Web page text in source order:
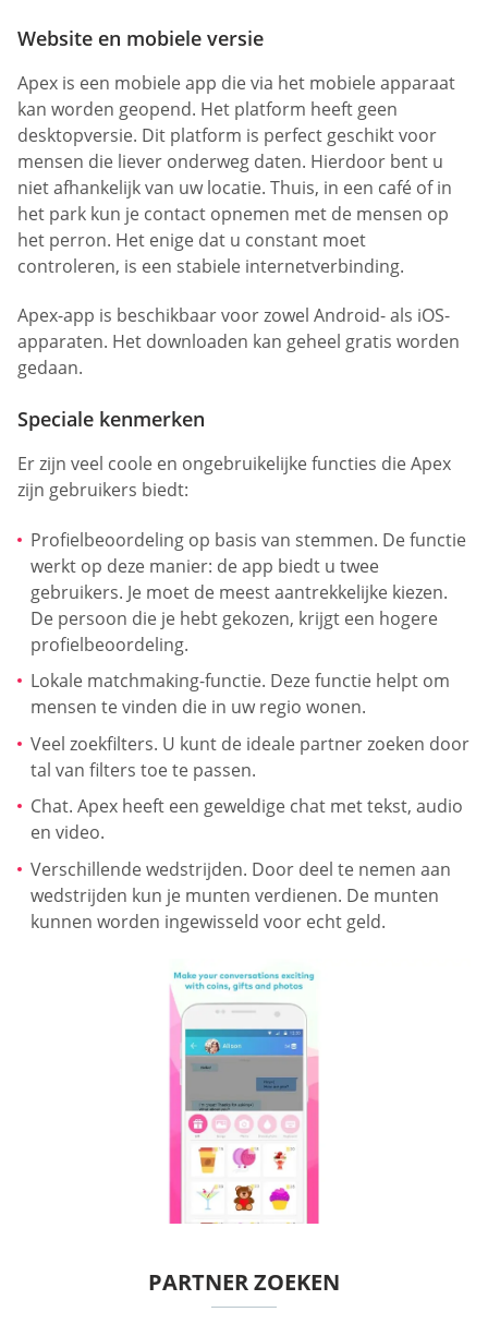
Website en mobiele versie
Apex is een mobiele app die via het mobiele apparaat
kan worden geopend. Het platform heeft geen
desktopversie. Dit platform is perfect geschikt voor
mensen die liever onderweg daten. Hierdoor bent u
niet afhankelijk van uw locatie. Thuis, in een café of in
het park kun je contact opnemen met de mensen op
het perron. Het enige dat u constant moet
controleren, is een stabiele internetverbinding.
Apex-app is beschikbaar voor zowel Android- als iOS-
apparaten. Het downloaden kan geheel gratis worden
gedaan.
Speciale kenmerken
Er zijn veel coole en ongebruikelijke functies die Apex
zijn gebruikers biedt:
Profielbeoordeling op basis van stemmen. De functie
werkt op deze manier: de app biedt u twee
gebruikers. Je moet de meest aantrekkelijke kiezen.
De persoon die je hebt gekozen, krijgt een hogere
profielbeoordeling.
Lokale matchmaking-functie. Deze functie helpt om
mensen te vinden die in uw regio wonen.
Veel zoekfilters. U kunt de ideale partner zoeken door
tal van filters toe te passen.
Chat. Apex heeft een geweldige chat met tekst, audio
en video.
Verschillende wedstrijden. Door deel te nemen aan
wedstrijden kun je munten verdienen. De munten
kunnen worden ingewisseld voor echt geld.
PARTNER ZOEKEN